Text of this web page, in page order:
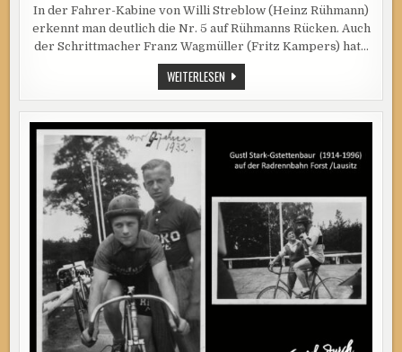
IST
DAS
TEAM
In der Fahrer-Kabine von Willi Streblow (Heinz Rühmann)
erkennt man deutlich die Nr. 5 auf Rühmanns Rücken. Auch
der Schrittmacher Franz Wagmüller (Fritz Kampers) hat…
WEITERLESENWER
IST
IN
WIRKLICHKEIT
DAS
5?